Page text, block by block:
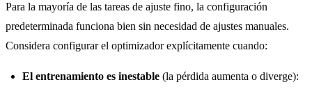
Para la mayoría de las tareas de ajuste fino, la configuración
predeterminada funciona bien sin necesidad de ajustes manuales.
Considera configurar el optimizador explícitamente cuando:
El entrenamiento es inestable (la pérdida aumenta o diverge):